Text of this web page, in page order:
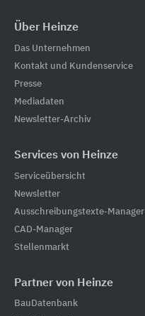
Über Heinze
Das Unternehmen
Kontakt und Kundenservice
Presse
Mediadaten
Newsletter-Archiv
Services von Heinze
Serviceübersicht
Newsletter
Ausschreibungstexte-Manager
CAD-Manager
Stellenmarkt
Partner von Heinze
BauDatenbank